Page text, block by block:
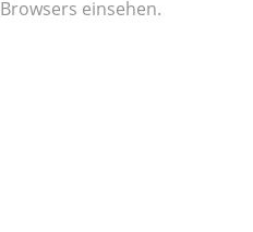
Browsers einsehen.